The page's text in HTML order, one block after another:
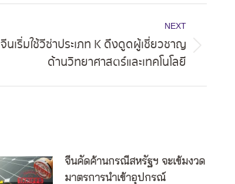
NEXT
จีนเริ่มใช้วีซ่าประเภท K ดึงดูดผู้เชี่ยวชาญ
ด้านวิทยาศาสตร์และเทคโนโลยี
จีนคัดค้านกรณีสหรัฐฯ จะเข้มงวด
มาตรการนำเข้าอุปกรณ์